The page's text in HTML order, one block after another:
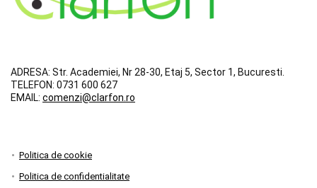
ADRESA: Str. Academiei, Nr 28-30, Etaj 5, Sector 1, Bucuresti.
TELEFON: 0731 600 627
EMAIL: comenzi@clarfon.ro
Politica de cookie
Politica de confidentialitate